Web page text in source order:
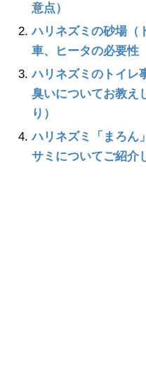
意点）
ハリネズミの砂場（
車、ヒータの必要性
ハリネズミのトイレ
臭いについてお教え
り）
ハリネズミ「まろん
サミについてご紹介